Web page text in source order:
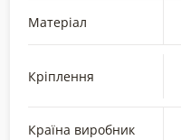
Матеріал
Кріплення
Країна виробник